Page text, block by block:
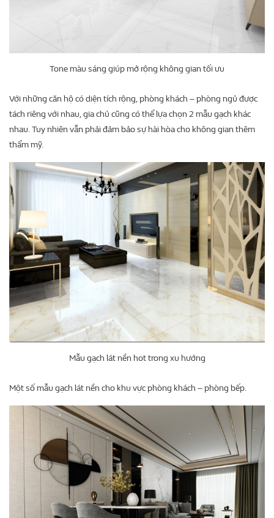
Tone màu sáng giúp mở rộng không gian tối ưu
Với những căn hộ có diện tích rộng, phòng khách – phòng ngủ được
tách riêng với nhau, gia chủ cũng có thể lựa chọn 2 mẫu gạch khác
nhau. Tuy nhiên vẫn phải đảm bảo sự hài hòa cho không gian thêm
thẩm mỹ.
Mẫu gạch lát nền hot trong xu hướng
Một số mẫu gạch lát nền cho khu vực phòng khách – phòng bếp.